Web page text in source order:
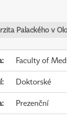
Palackého v
: Faculty of
: Doktorské
: Prezenční